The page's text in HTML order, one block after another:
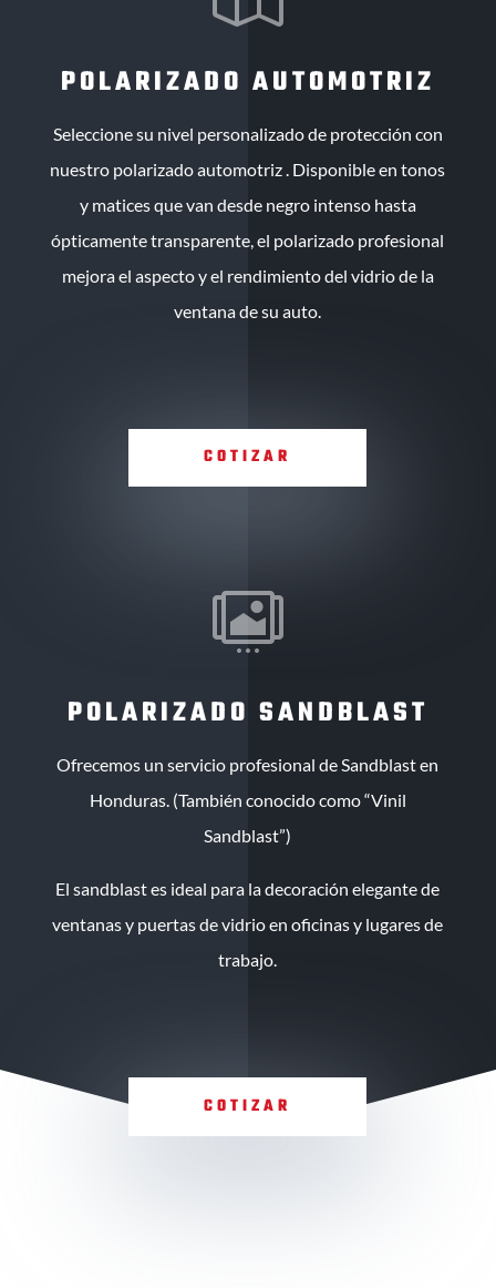
POLARIZADO AUTOMOTRIZ
Seleccione su nivel personalizado de protección con
nuestro polarizado automotriz . Disponible en tonos
y matices que van desde negro intenso hasta
ópticamente transparente, el polarizado profesional
mejora el aspecto y el rendimiento del vidrio de la
ventana de su auto.
COTIZAR

POLARIZADO SANDBLAST
Ofrecemos un servicio profesional de Sandblast en
Honduras. (También conocido como “Vinil
Sandblast”)
El sandblast es ideal para la decoración elegante de
ventanas y puertas de vidrio en oficinas y lugares de
trabajo.
COTIZAR